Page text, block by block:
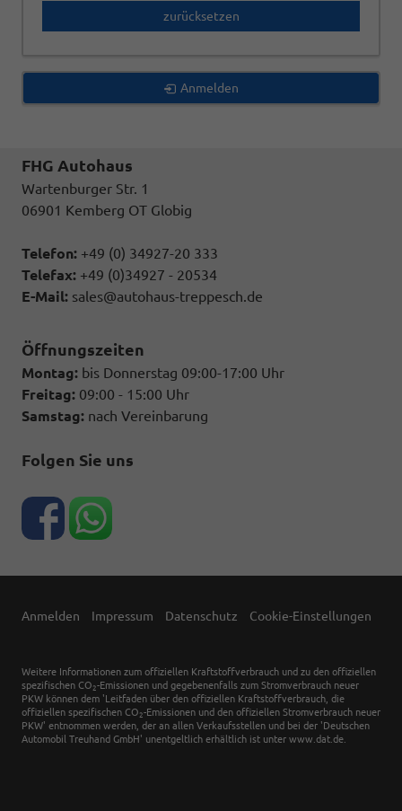
zurücksetzen
Anmelden
FHG Autohaus
Wartenburger Str. 1
06901 Kemberg OT Globig
Telefon: +49 (0) 34927-20 333
Telefax: +49 (0)34927 - 20534
E-Mail: sales@autohaus-treppesch.de
Öffnungszeiten
Montag: bis Donnerstag 09:00-17:00 Uhr
Freitag: 09:00 - 15:00 Uhr
Samstag: nach Vereinbarung
Folgen Sie uns
Anmelden Impressum Datenschutz Cookie-Einstellungen
Weitere Informationen zum offiziellen Kraftstoffverbrauch und zu den offiziellen
spezifischen CO 2-Emissionen und gegebenenfalls zum Stromverbrauch neuer
PKW können dem 'Leitfaden über den offiziellen Kraftstoffverbrauch, die
offiziellen spezifischen CO 2-Emissionen und den offiziellen Stromverbrauch neuer
PKW' entnommen werden, der an allen Verkaufsstellen und bei der 'Deutschen
Automobil Treuhand GmbH' unentgeltlich erhältlich ist unter www.dat.de.